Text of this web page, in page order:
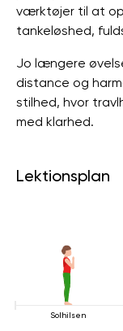
værktøjer til at
tankeløshed,
Jo længere
distance og
stilhed, hvor
med klarhed.
Lektionsplan
Solhilsen